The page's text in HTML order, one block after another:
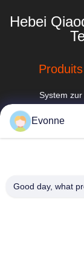
Hebei
Produits
System zur
Sammlung
Staub aus der
Evonne
Good day, what